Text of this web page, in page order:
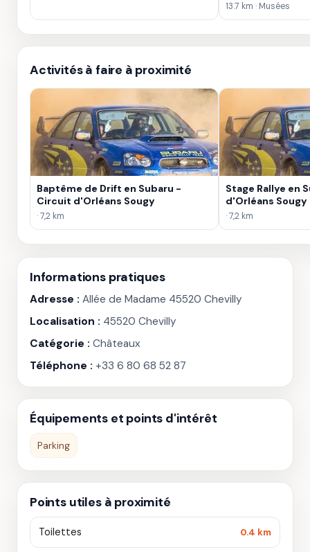
13.7 km · Musées
Activités à faire à proximité
Baptême de Drift en Subaru -
Circuit d'Orléans Sougy
· 7,2 km
Stage Rallye en
d'Orléans Sougy
· 7,2 km
Informations pratiques
Adresse : Allée de Madame 45520 Chevilly
Localisation : 45520 Chevilly
Catégorie : Châteaux
Téléphone : +33 6 80 68 52 87
Équipements et points d'intérêt
Parking
Points utiles à proximité
Toilettes 0.4 km